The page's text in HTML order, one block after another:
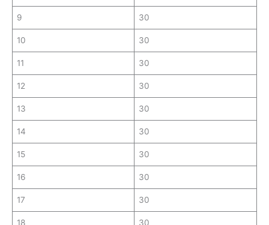
9 30
10 30
11 30
12 30
13 30
14 30
15 30
16 30
17 30
18 30